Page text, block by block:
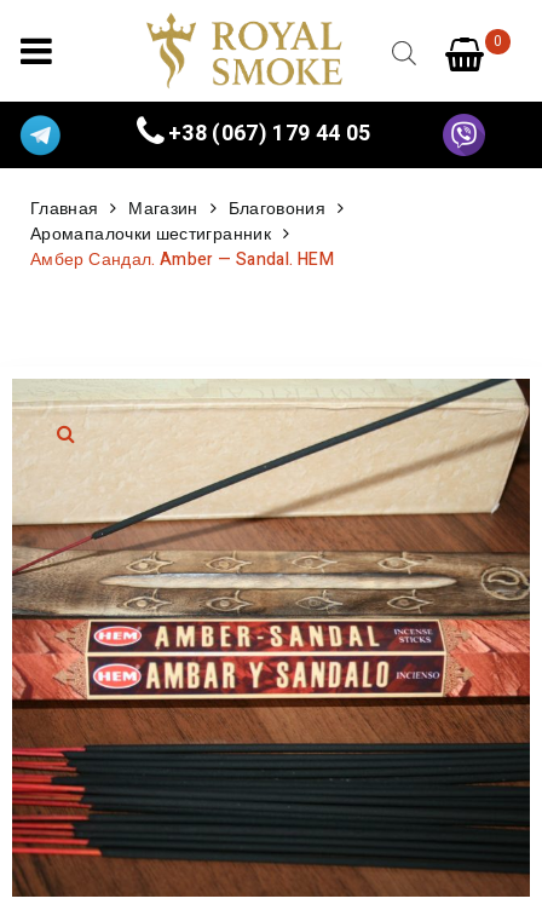
0
+38 (067) 179 44 05
Главная Магазин
Благовония
Аромапалочки шестигранник
Амбер Сандал. Amber — Sandal. HEM